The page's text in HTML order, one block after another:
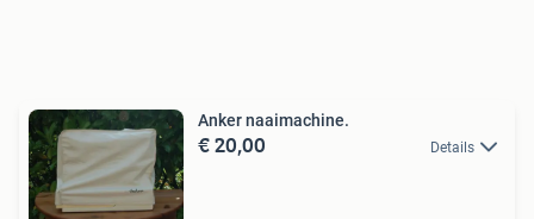
Anker naaimachine.
€ 20,00 Details